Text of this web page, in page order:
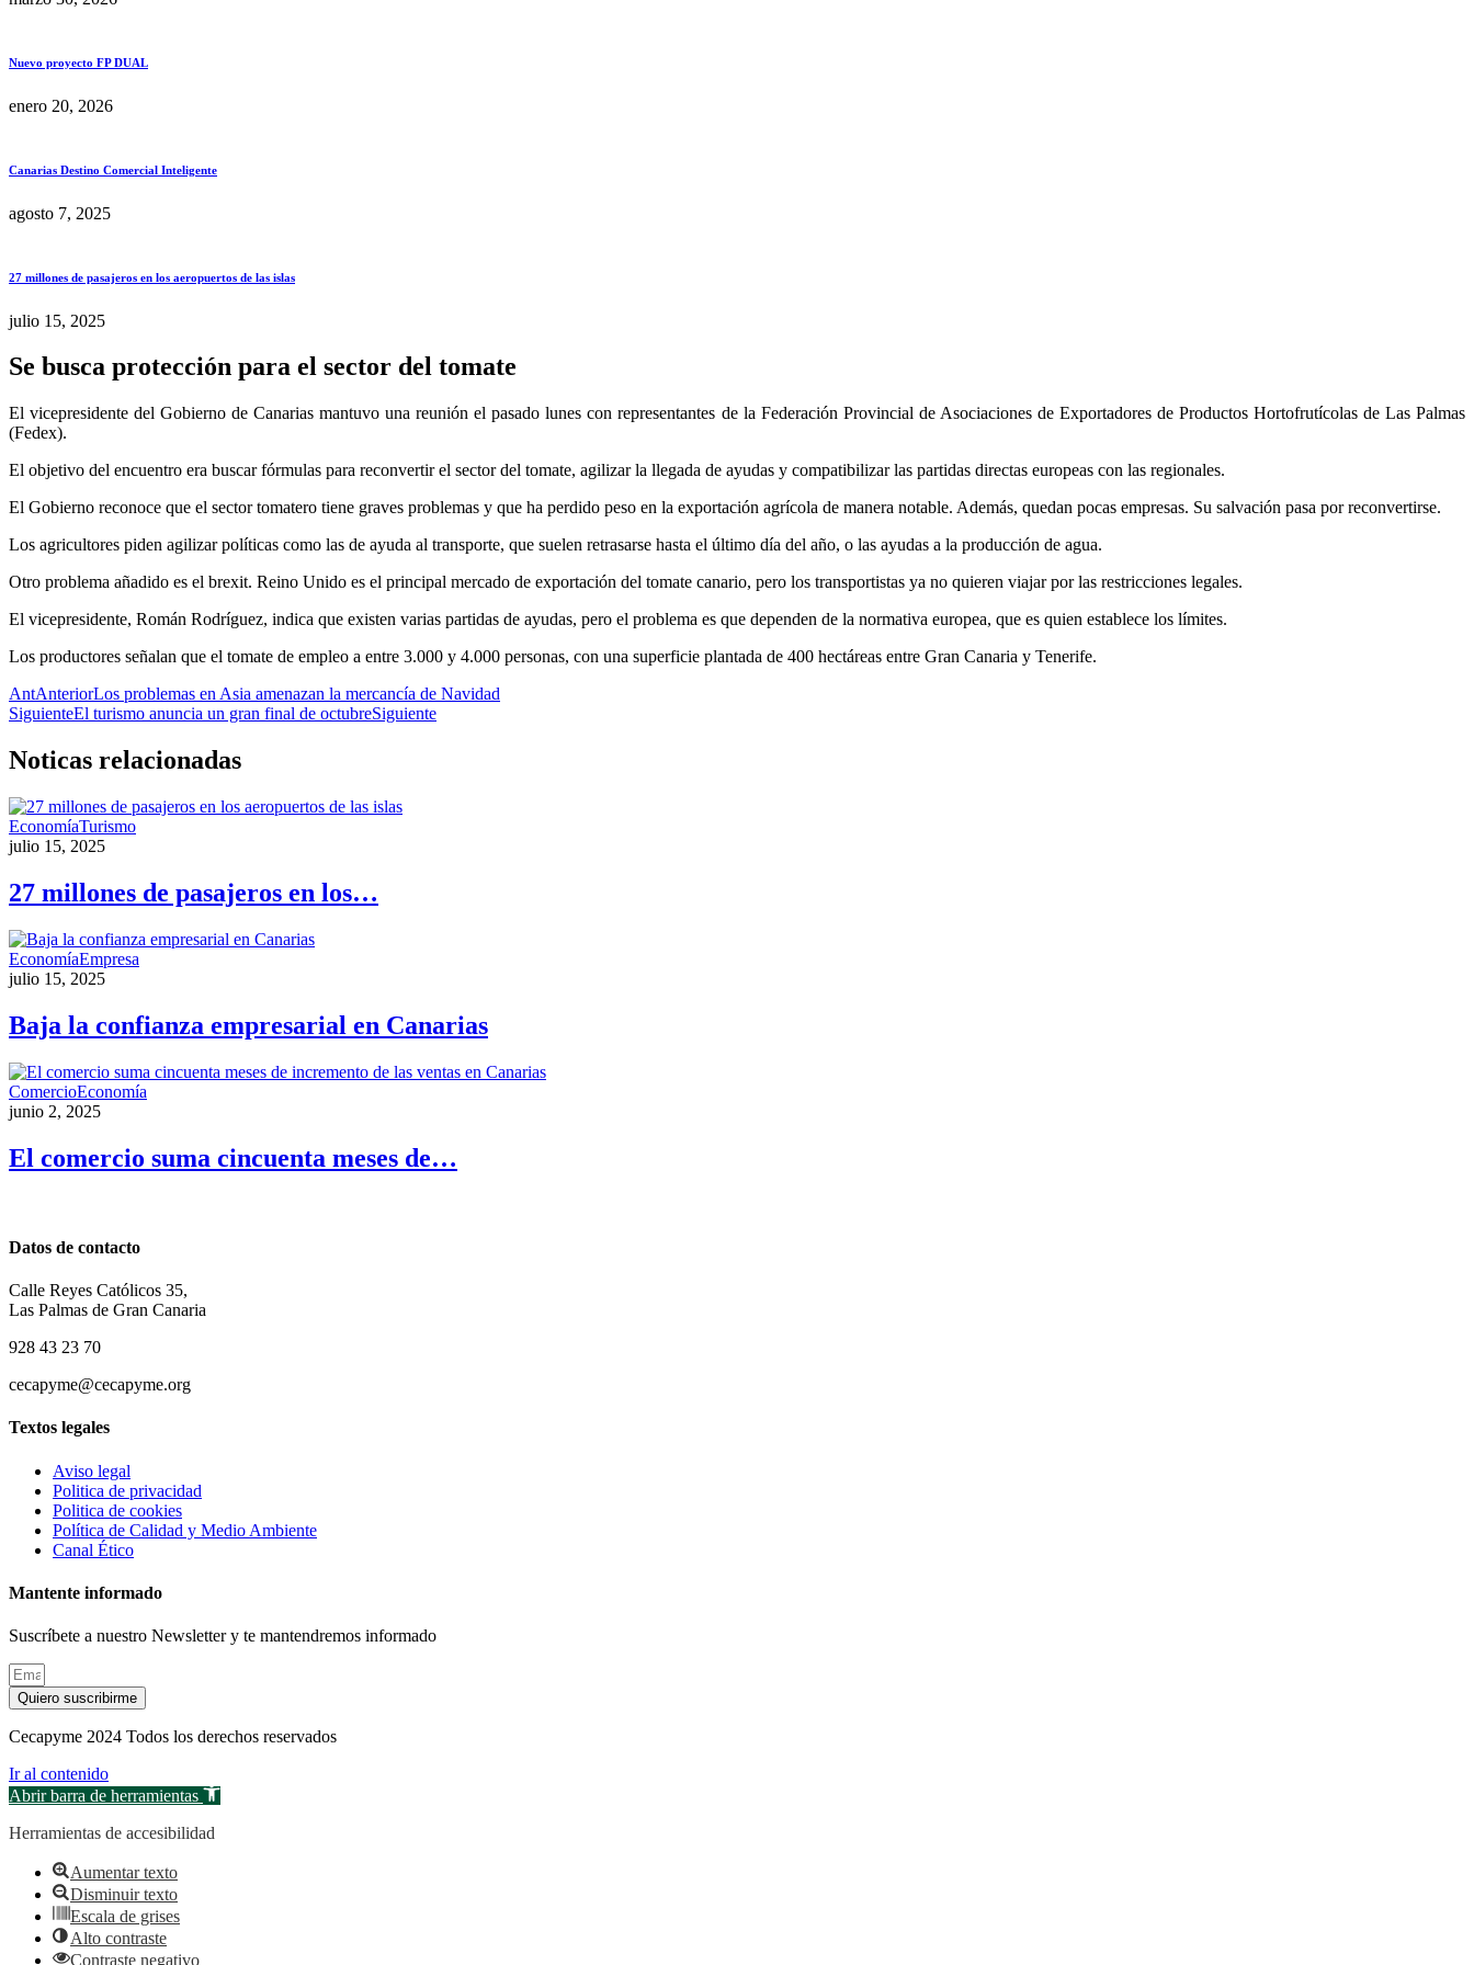
Nuevo proyecto FP DUAL
enero 20, 2026
Canarias Destino Comercial Inteligente
agosto 7, 2025
27 millones de pasajeros en los aeropuertos de las islas
julio 15, 2025
Se busca protección para el sector del tomate
El vicepresidente del Gobierno de Canarias mantuvo una reunión el pasado lunes con representantes de la Federación Provincial de Asociaciones de Exportadores de Productos Hortofrutícolas de Las Palmas
(Fedex).
El objetivo del encuentro era buscar fórmulas para reconvertir el sector del tomate, agilizar la llegada de ayudas y compatibilizar las partidas directas europeas con las regionales.
El Gobierno reconoce que el sector tomatero tiene graves problemas y que ha perdido peso en la exportación agrícola de manera notable. Además, quedan pocas empresas. Su salvación pasa por reconvertirse.
Los agricultores piden agilizar políticas como las de ayuda al transporte, que suelen retrasarse hasta el último día del año, o las ayudas a la producción de agua.
Otro problema añadido es el brexit. Reino Unido es el principal mercado de exportación del tomate canario, pero los transportistas ya no quieren viajar por las restricciones legales.
El vicepresidente, Román Rodríguez, indica que existen varias partidas de ayudas, pero el problema es que dependen de la normativa europea, que es quien establece los límites.
Los productores señalan que el tomate de empleo a entre 3.000 y 4.000 personas, con una superficie plantada de 400 hectáreas entre Gran Canaria y Tenerife.
AntAnteriorLos problemas en Asia amenazan la mercancía de Navidad
SiguienteEl turismo anuncia un gran final de octubreSiguiente
Noticas relacionadas
EconomíaTurismo
julio 15, 2025
27 millones de pasajeros en los…
EconomíaEmpresa
julio 15, 2025
Baja la confianza empresarial en Canarias
ComercioEconomía
junio 2, 2025
El comercio suma cincuenta meses de…
Datos de contacto
Calle Reyes Católicos 35,
Las Palmas de Gran Canaria
928 43 23 70
cecapyme@cecapyme.org
Textos legales
Aviso legal
Politica de privacidad
Politica de cookies
Política de Calidad y Medio Ambiente
Canal Ético
Mantente informado
Suscríbete a nuestro Newsletter y te mantendremos informado
Quiero suscribirme
Cecapyme 2024 Todos los derechos reservados
Ir al contenido
Abrir barra de herramientas
Herramientas de accesibilidad
Aumentar texto
Disminuir texto
Escala de grises
Alto contraste
Contraste negativo